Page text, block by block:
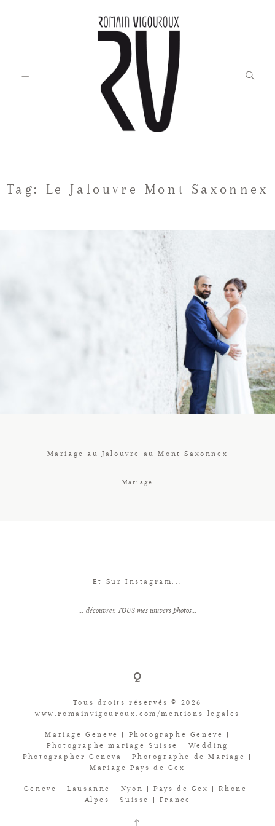
Accueil
Blog
Tag: Le Jalouvre Mont Saxonnex
Mariage au Jalouvre au Mont Saxonnex
Mariage
Et Sur Instagram...
... découvrez TOUS mes univers photos...
Tous droits réservés © 2026
www.romainvigouroux.com/mentions-legales
Mariage Geneve | Photographe Geneve |
Photographe mariage Suisse | Wedding
Photographer Geneva | Photographe de Mariage |
Mariage Pays de Gex
Geneve | Lausanne | Nyon | Pays de Gex | Rhone-
Alpes | Suisse | France